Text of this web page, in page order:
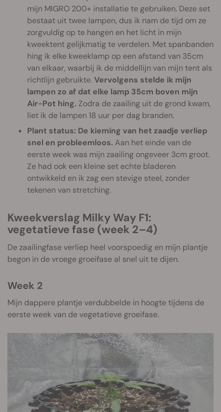
mijn MIGRO 200+ installatie te gebruiken. Deze set
bestaat uit twee lampen, dus ik nam de tijd om ze
zorgvuldig op te hangen en het licht in mijn
kweektent gelijkmatig te verdelen. Met spanbanden
hing ik elke kweeklamp op een afstand van 35cm
van elkaar, waarbij ik de middellijn van mijn tent als
richtlijn gebruikte.Vervolgens stelde ik mijn
lampen zo af dat elke lamp 35cm boven mijn
Air-Pot hing. Zodra de zaailing uit de grond kwam,
liet ik de lampen 18 uur per dag branden.
Plant status: De kieming van het zaadje verliep
snel en probleemloos. Aan het einde van de
eerste week was mijn zaailing ongeveer 3cm groot.
Ze had ook een kleine set echte bladeren
ontwikkeld en ik zag een stevige steel, zonder
tekenen van stretching.
Kweekverslag Milky Way F1:
vegetatieve fase (week 2–4)
De zaailingfase verliep heel voorspoedig en mijn plantje
begon in de vroege groeifase al snel uit te dijen.
Week 2
Mijn dappere plantje verdubbelde in hoogte tijdens de
eerste week van de vegetatieve groeifase.